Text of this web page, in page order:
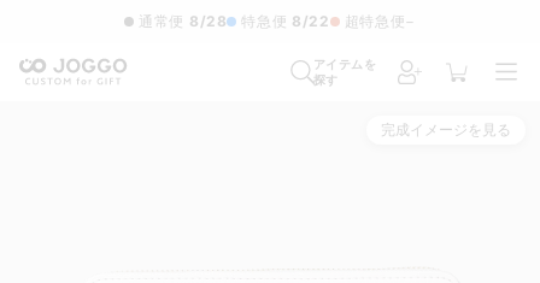
通常便 8/28 特急便 8/22 超特急便−
アイテムを
探す
完成イメージを見る